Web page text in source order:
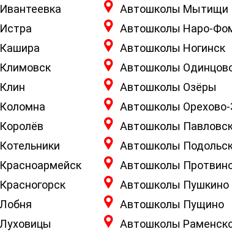
Автошколы Мытищи
Автошколы Наро-
Автошколы Ногинск
Автошколы
Автошколы Озёры
Автошколы Орехово-
Автошколы
Автошколы
Автошколы
Автошколы Пушкино
Автошколы Пущино
Автошколы